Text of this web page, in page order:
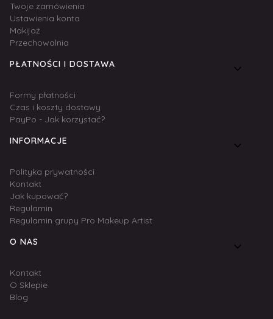
Twoje zamówienia
Ustawienia konta
Makijaż
Przechowalnia
PŁATNOŚCI I DOSTAWA
Formy płatności
Czas i koszty dostawy
PayPo - Jak korzystać?
INFORMACJE
Polityka prywatności
Kontakt
Jak kupować?
Regulamin
Regulamin grupy Pro Makeup Artist
O NAS
Kontakt
O Sklepie
Blog